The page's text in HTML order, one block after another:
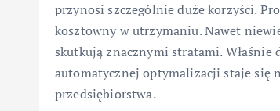
przynosi szczególnie duże korzyści.
kosztowny w utrzymaniu. Nawet
skutkują znacznymi stratami.
automatycznej optymalizacji staje się
przedsiębiorstwa.